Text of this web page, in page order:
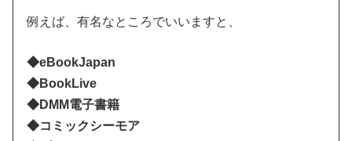
例えば、有名なところでいいますと、
◆eBookJapan
◆BookLive
◆DMM電子書籍
◆コミックシーモア